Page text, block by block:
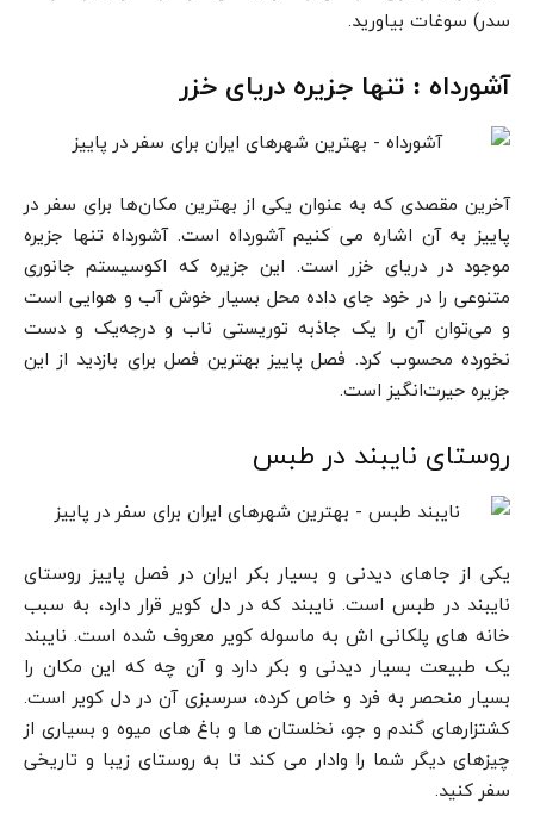
سدر) سوغات بیاورید.
آشورداه : تنها جزیره دریای خزر
آخرین مقصدی که به عنوان یکی از بهترین مکان‌ها برای سفر در
پاییز به آن اشاره می کنیم آشورداه است. آشورداه تنها جزیره
موجود در دریای خزر است. این جزیره که اکوسیستم جانوری
متنوعی را در خود جای داده محل بسیار خوش آب و هوایی است
و می‌توان آن را یک جاذبه توریستی ناب و درجه‌یک و دست
نخورده محسوب کرد. فصل پاییز بهترین فصل برای بازدید از این
جزیره حیرت‌انگیز است.
روستای نایبند در طبس
یکی از جاهای دیدنی و بسیار بکر ایران در فصل پاییز روستای
نایبند در طبس است. نایبند که در دل کویر قرار دارد، به سبب
خانه های پلکانی اش به ماسوله کویر معروف شده است. نایبند
یک طبیعت بسیار دیدنی و بکر دارد و آن چه که این مکان را
بسیار منحصر به فرد و خاص کرده، سرسبزی آن در دل کویر است.
کشتزارهای گندم و جو، نخلستان ها و باغ های میوه و بسیاری از
چیزهای دیگر شما را وادار می کند تا به روستای زیبا و تاریخی
سفر کنید.